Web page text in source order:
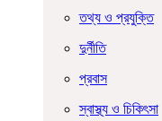
তথ্য ও প্রযুক্তি
দুর্নীতি
প্রবাস
স্বাস্থ্য ও চিকিৎসা